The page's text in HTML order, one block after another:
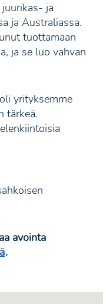
ja
ja Australiassa.
tuottamaan
ja se luo vahvan
yrityksemme
tärkeä.
avointa
.